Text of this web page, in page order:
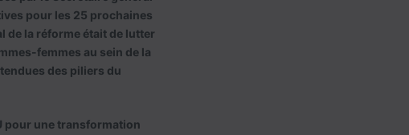
pour les 25 prochaines
de la réforme était de lutter
femmes au sein de la
des piliers du
pour une transformation